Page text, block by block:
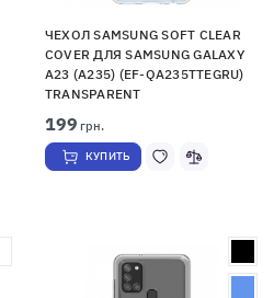
ЧЕХОЛ SAMSUNG SOFT CLEAR
COVER ДЛЯ SAMSUNG GALAXY
A23 (A235) (EF-QA235TTEGRU)
TRANSPARENT
199 грн.
КУПИТЬ